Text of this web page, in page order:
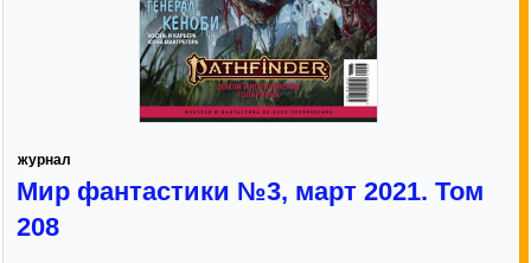
журнал
Мир фантастики №3, март 2021. Том
208